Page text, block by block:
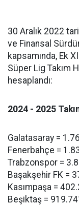
30 Aralık 2022
ve Finansal
kapsamında, Ek
Süper Lig Takım
hesaplandı:
2024 - 2025
Galatasaray =
Fenerbahçe =
Trabzonspor =
Başakşehir FK =
Kasımpaşa =
Beşiktaş =